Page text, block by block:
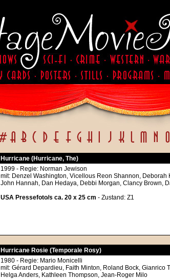
Hurricane (Hurricane, The)
1999 - Regie: Norman Jewison
mit: Denzel Washington, Vicellous Reon Shannon, Deborah
John Hannah, Dan Hedaya, Debbi Morgan, Clancy Brown,
USA Pressefoto/s ca. 20 x 25 cm - Zustand: Z1
Hurricane Rosie (Temporale Rosy)
1980 - Regie: Mario Monicelli
mit: Gérard Depardieu, Faith Minton, Roland Bock, Gianrico
Helga Anders, Kathleen Thompson, Jean-Roger Milo